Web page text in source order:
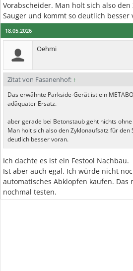
Vorabscheider. Man holt sich also
Sauger und kommt so deutlich besser
18.05.2026
Oehmi
Zitat von Fasanenhof: ↑
Das erwähnte Parkside-Gerät ist ein
adäquater Ersatz.
aber gerade bei Betonstaub geht nichts
Man holt sich also den Zyklonaufsatz für den
deutlich besser voran.
Ich dachte es ist ein Festool Nachbau.
Ist aber auch egal. Ich würde nicht
automatisches Abklopfen kaufen. Das
nochmal testen.